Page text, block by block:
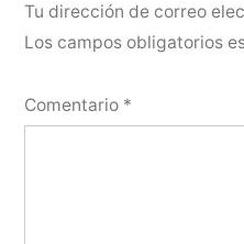
Tu dirección de correo
Los campos obligatorios
Comentario *